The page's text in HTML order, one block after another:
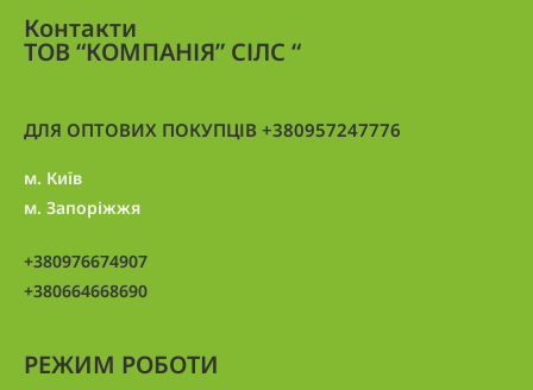
Контакти
ТОВ “КОМПАНІЯ” СІЛС “
ДЛЯ ОПТОВИХ ПОКУПЦІВ +380957247776
м. Київ
м. Запоріжжя
+380976674907
+380664668690
РЕЖИМ РОБОТИ